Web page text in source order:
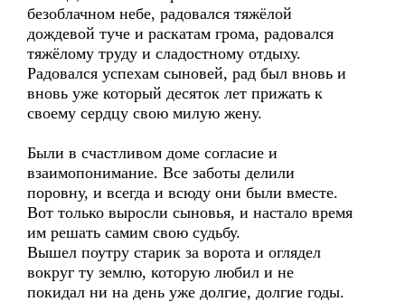
безоблачном небе, радовался тяжёлой
дождевой туче и раскатам грома, радовался
тяжёлому труду и сладостному отдыху.
Радовался успехам сыновей, рад был вновь и
вновь уже который десяток лет прижать к
своему сердцу свою милую жену.
Были в счастливом доме согласие и
взаимопонимание. Все заботы делили
поровну, и всегда и всюду они были вместе.
Вот только выросли сыновья, и настало время
им решать самим свою судьбу.
Вышел поутру старик за ворота и оглядел
вокруг ту землю, которую любил и не
покидал ни на день уже долгие, долгие годы.